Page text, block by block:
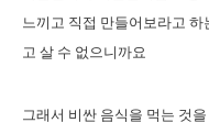
느끼고 직접 만들어보라고
고 살 수 없으니까요
그래서 비싼 음식을 먹는 것